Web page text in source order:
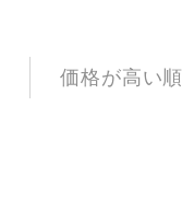
価格が高い順